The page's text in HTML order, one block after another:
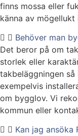
finns mossa eller
känna av mögellukt
Behöver man
Det beror på om
storlek eller
takbeläggningen
exempelvis
om bygglov. Vi
kommun eller
Kan jag ansöka